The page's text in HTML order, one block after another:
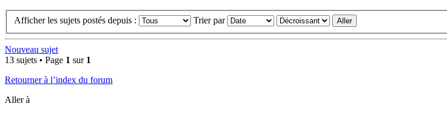
Afficher les sujets postés depuis : Trier par
Nouveau sujet
13 sujets • Page 1 sur 1
Retourner à l’index du forum
Aller à